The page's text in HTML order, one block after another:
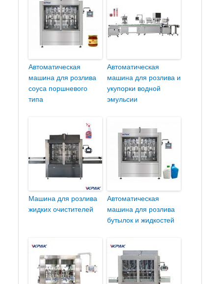
Автоматическая
машина для розлива
соуса поршневого
типа
Автоматическая
машина для розлива и
укупорки водной
эмульсии
Машина для розлива
жидких очистителей
Автоматическая
машина для розлива
бутылок и жидкостей